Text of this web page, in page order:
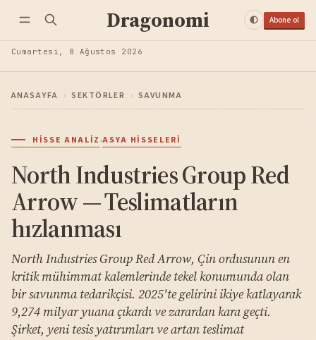
Dragonomi Abone ol
Cumartesi, 8 Ağustos 2026
ANASAYFA › SEKTÖRLER › SAVUNMA
HISSE ANALIZ ·ASYA HISSELERI
North Industries Group Red
Arrow — Teslimatların
hızlanması
North Industries Group Red Arrow, Çin ordusunun en
kritik mühimmat kalemlerinde tekel konumunda olan
bir savunma tedarikçisi. 2025'te gelirini ikiye katlayarak
9,274 milyar yuana çıkardı ve zarardan kara geçti.
Şirket, yeni tesis yatırımları ve artan teslimat